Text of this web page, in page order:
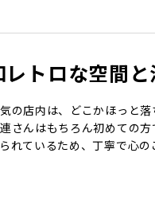
レトロな空間
の店内は、どこかほっと
さんはもちろん初めての
れているため、丁寧で心